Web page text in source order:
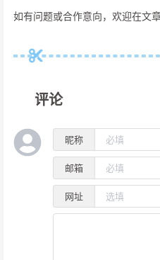
如有问题或合作意向，欢迎在文
评论
昵称
邮箱
网址